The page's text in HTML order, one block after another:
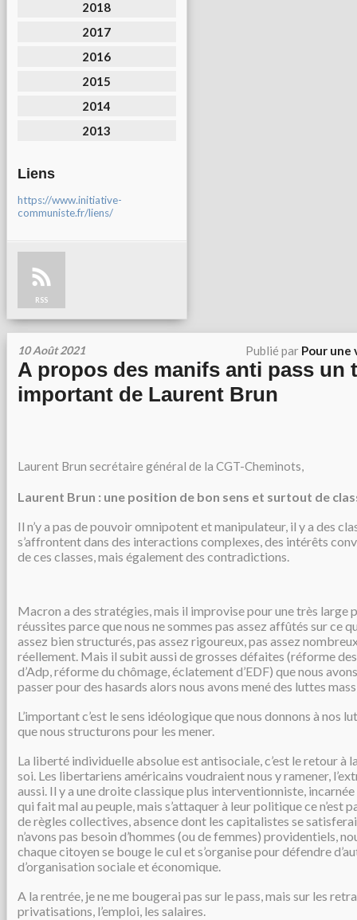
2018
2017
2016
2015
2014
2013
Liens
https://www.initiative-
communiste.fr/liens/
RSS
10 Août 2021 Publié par Pour une
A propos des manifs anti pass un
important de Laurent Brun
Laurent Brun secrétaire général de la CGT-Cheminots,
Laurent Brun : une position de bon sens et surtout de
Il n’y a pas de pouvoir omnipotent et manipulateur, il y a des
s’affrontent dans des interactions complexes, des intérêts
de ces classes, mais également des contradictions.
Macron a des stratégies, mais il improvise pour une très large
réussites parce que nous ne sommes pas assez affûtés sur ce
assez bien structurés, pas assez rigoureux, pas assez
réellement. Mais il subit aussi de grosses défaites (réforme
d’Adp, réforme du chômage, éclatement d’EDF) que nous
passer pour des hasards alors nous avons mené des luttes
L’important c’est le sens idéologique que nous donnons à nos
que nous structurons pour les mener.
La liberté individuelle absolue est antisociale, c’est le retour à
soi. Les libertariens américains voudraient nous y ramener,
aussi. Il y a une droite classique plus interventionniste,
qui fait mal au peuple, mais s’attaquer à leur politique ce n’est
de règles collectives, absence dont les capitalistes se
n’avons pas besoin d’hommes (ou de femmes) providentiels,
chaque citoyen se bouge le cul et s’organise pour défendre
d’organisation sociale et économique.
A la rentrée, je ne me bougerai pas sur le pass, mais sur les
privatisations, l’emploi, les salaires.